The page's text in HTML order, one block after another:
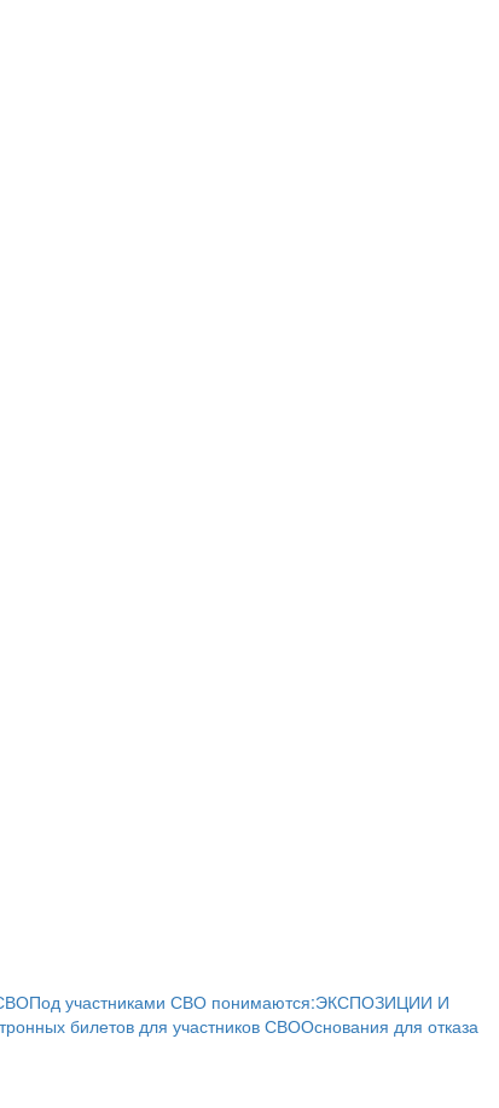
Под участниками СВО понимаются:ЭКСПОЗИЦИИ И
билетов для участников СВООснования для отказа